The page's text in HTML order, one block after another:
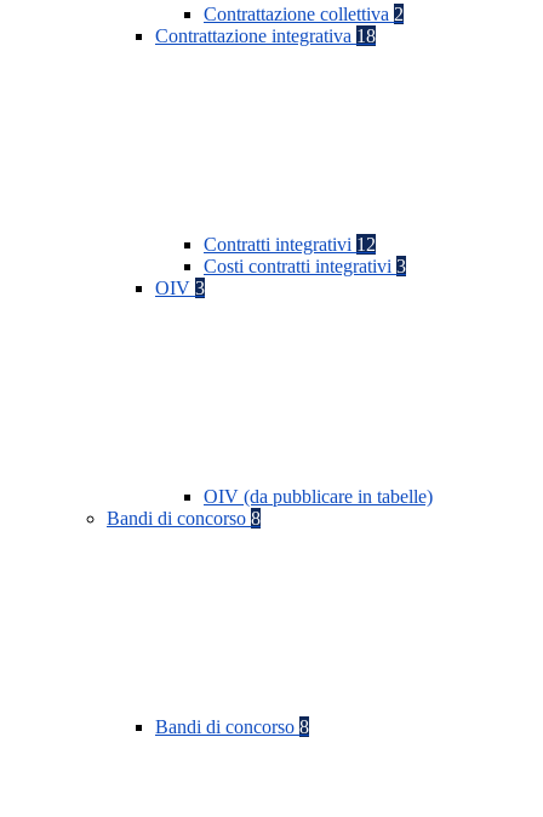
Contrattazione collettiva 2
Contrattazione integrativa 18
Contratti integrativi 12
Costi contratti integrativi 3
OIV 3
OIV (da pubblicare in tabelle)
Bandi di concorso 8
Bandi di concorso 8